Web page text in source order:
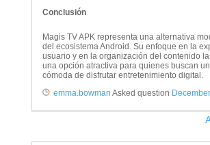
Conclusión
Magis TV APK representa una alternativa
del ecosistema Android. Su enfoque en la
usuario y en la organización del contenido
una opción atractiva para quienes buscan
cómoda de disfrutar entretenimiento digital.
emma.bowman Asked question